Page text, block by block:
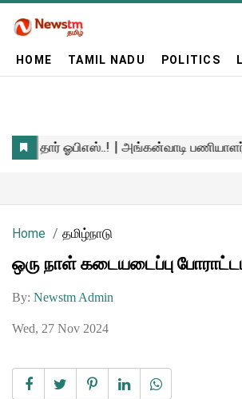
HOME TAMIL NADU POLITICS
Home தமிழ்நாடு
ஒரு நாள் கடையடைப்பு
By: Newstm Admin
Wed, 27 Nov 2024